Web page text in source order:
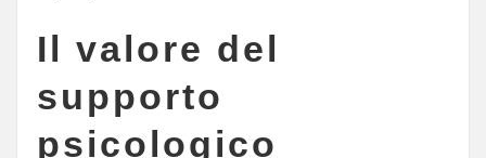
Il valore del
supporto
psicologico